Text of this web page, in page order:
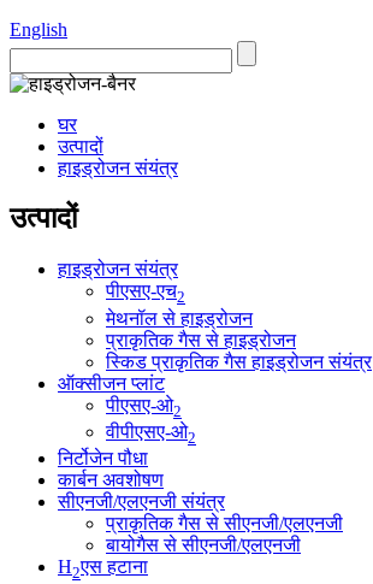
English
घर
उत्पादों
हाइड्रोजन संयंत्र
उत्पादों
हाइड्रोजन संयंत्र
पीएसए-एच2
मेथनॉल से हाइड्रोजन
प्राकृतिक गैस से हाइड्रोजन
स्किड प्राकृतिक गैस हाइड्रोजन संयंत्र
ऑक्सीजन प्लांट
पीएसए-ओ2
वीपीएसए-ओ2
निर्टोजेन पौधा
कार्बन अवशोषण
सीएनजी/एलएनजी संयंत्र
प्राकृतिक गैस से सीएनजी/एलएनजी
बायोगैस से सीएनजी/एलएनजी
H2एस हटाना